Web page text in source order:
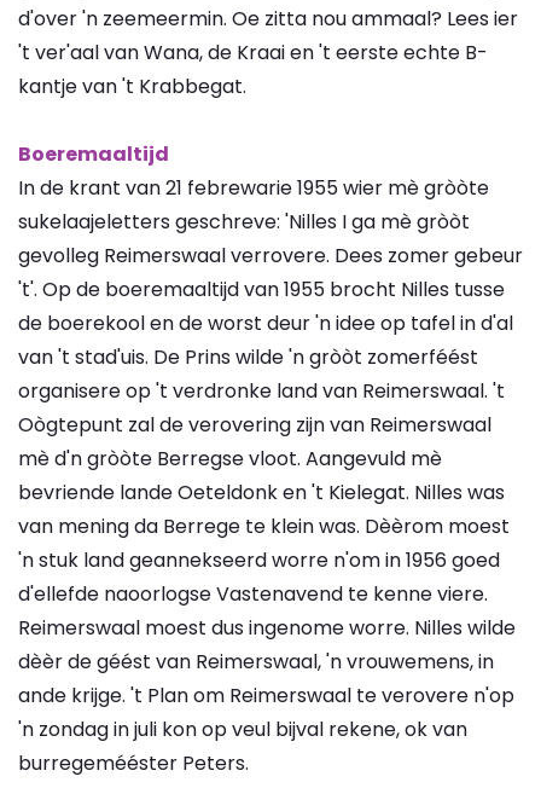
d'over 'n zeemeermin. Oe zitta nou ammaal? Lees ier
't ver'aal van Wana, de Kraai en 't eerste echte B-
kantje van 't Krabbegat.
Boeremaaltijd
In de krant van 21 febrewarie 1955 wier mè gròòte
sukelaajeletters geschreve: 'Nilles I ga mè gròòt
gevolleg Reimerswaal verrovere. Dees zomer gebeur
't'. Op de boeremaaltijd van 1955 brocht Nilles tusse
de boerekool en de worst deur 'n idee op tafel in d'al
van 't stad'uis. De Prins wilde 'n gròòt zomerféést
organisere op 't verdronke land van Reimerswaal. 't
Oògtepunt zal de verovering zijn van Reimerswaal
mè d'n gròòte Berregse vloot. Aangevuld mè
bevriende lande Oeteldonk en 't Kielegat. Nilles was
van mening da Berrege te klein was. Dèèrom moest
'n stuk land geannekseerd worre n'om in 1956 goed
d'ellefde naoorlogse Vastenavend te kenne viere.
Reimerswaal moest dus ingenome worre. Nilles wilde
dèèr de géést van Reimerswaal, 'n vrouwemens, in
ande krijge. 't Plan om Reimerswaal te verovere n'op
'n zondag in juli kon op veul bijval rekene, ok van
burregemééster Peters.